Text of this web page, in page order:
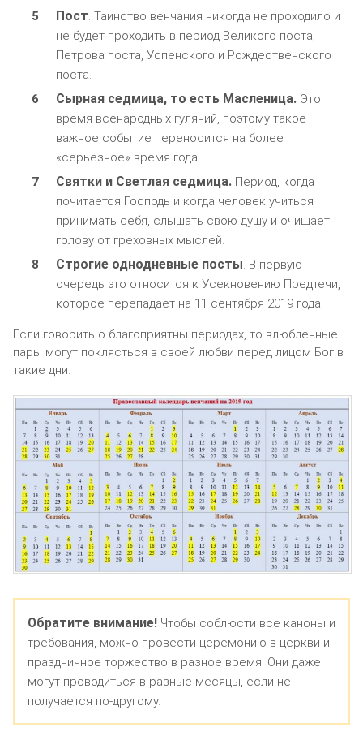
Пост . Таинство венчания никогда не проходило и
не будет проходить в период Великого поста,
Петрова поста, Успенского и Рождественского
поста.
Сырная седмица, то есть Масленица.Это
время всенародных гуляний, поэтому такое
важное событие переносится на более
«серьезное» время года.
Святки и Светлая седмица.Период, когда
почитается Господь и когда человек учиться
принимать себя, слышать свою душу и очищает
голову от греховных мыслей.
Строгие однодневные посты . В первую
очередь это относится к Усекновению Предтечи,
которое перепадает на 11 сентября 2019 года.
Если говорить о благоприятны периодах, то влюбленные
пары могут поклясться в своей любви перед лицом Бог в
такие дни:
Обратите внимание! Чтобы соблюсти все каноны и
требования, можно провести церемонию в церкви и
праздничное торжество в разное время. Они даже
могут проводиться в разные месяцы, если не
получается по-другому.